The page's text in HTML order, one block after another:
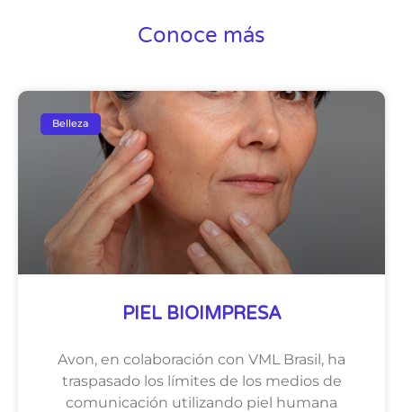
Conoce más
Belleza
PIEL BIOIMPRESA
Avon, en colaboración con VML Brasil, ha
traspasado los límites de los medios de
comunicación utilizando piel humana